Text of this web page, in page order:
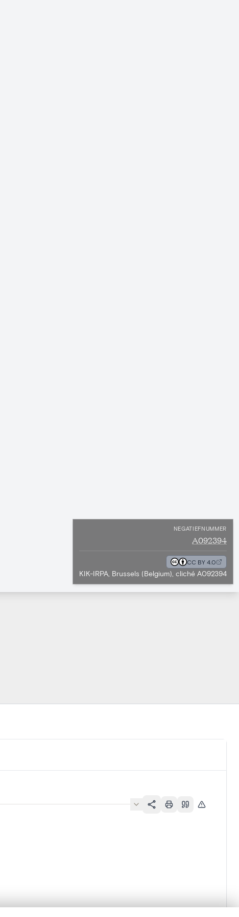
NEGATIEFNUMMER
A092394
CC BY 4.0
KIK-IRPA, Brussels (Belgium), cliché A092394